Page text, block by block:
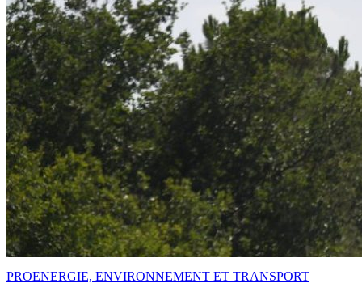
PROENERGIE, ENVIRONNEMENT ET TRANSPORT